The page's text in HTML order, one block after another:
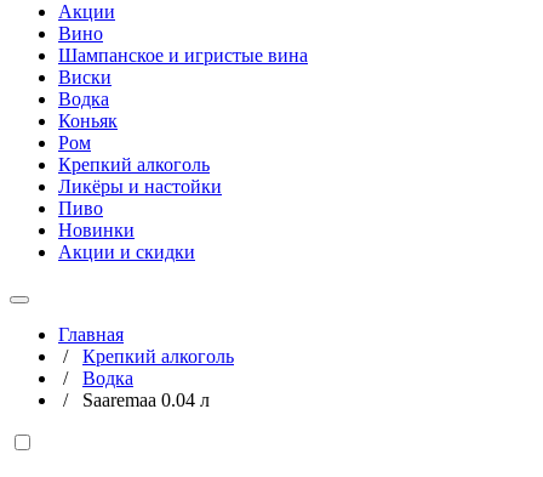
Акции
Вино
Шампанское и игристые вина
Виски
Водка
Коньяк
Ром
Крепкий алкоголь
Ликёры и настойки
Пиво
Новинки
Акции и скидки
Главная
/ Крепкий алкоголь
/ Водка
/ Saaremaa 0.04 л